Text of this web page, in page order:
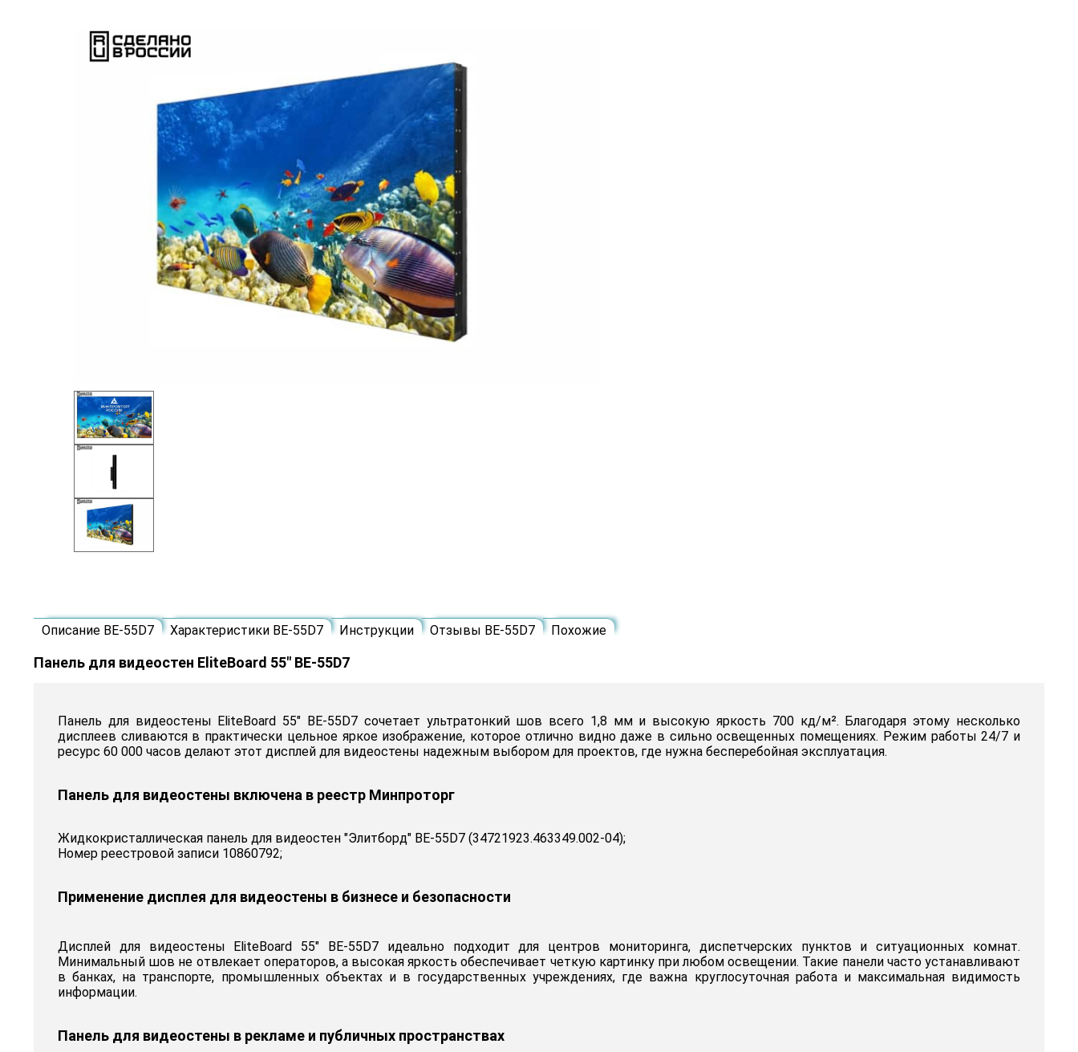
Описание BE-55D7 Характеристики BE-55D7 Инструкции Отзывы BE-55D7 Похожие
Панель для видеостен EliteBoard 55" BE-55D7
Панель для видеостены EliteBoard 55" BE-55D7 сочетает ультратонкий шов всего 1,8 мм и высокую яркость 700 кд/м². Благодаря этому несколько
дисплеев сливаются в практически цельное яркое изображение, которое отлично видно даже в сильно освещенных помещениях. Режим работы 24/7 и
ресурс 60 000 часов делают этот дисплей для видеостены надежным выбором для проектов, где нужна бесперебойная эксплуатация.
Панель для видеостены включена в реестр Минпроторг
Жидкокристаллическая панель для видеостен "Элитборд" BE-55D7 (34721923.463349.002-04);
Номер реестровой записи 10860792;
Применение дисплея для видеостены в бизнесе и безопасности
Дисплей для видеостены EliteBoard 55" BE-55D7 идеально подходит для центров мониторинга, диспетчерских пунктов и ситуационных комнат.
Минимальный шов не отвлекает операторов, а высокая яркость обеспечивает четкую картинку при любом освещении. Такие панели часто устанавливают
в банках, на транспорте, промышленных объектах и в государственных учреждениях, где важна круглосуточная работа и максимальная видимость
информации.
Панель для видеостены в рекламе и публичных пространствах